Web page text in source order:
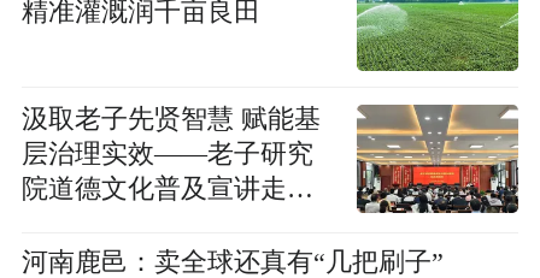
精准灌溉润千亩良田
汲取老子先贤智慧 赋能基
层治理实效——老子研究
院道德文化普及宣讲走进
河南鹿邑：卖全球还真有“几把刷子”